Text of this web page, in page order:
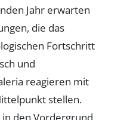
Jahr erwarten
die das
Fortschritt
und
reagieren mit
stellen.